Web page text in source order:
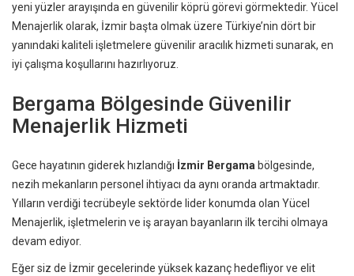
yeni yüzler arayışında en güvenilir köprü görevi görmektedir. Yücel
Menajerlik olarak, İzmir başta olmak üzere Türkiye’nin dört bir
yanındaki kaliteli işletmelere güvenilir aracılık hizmeti sunarak, en
iyi çalışma koşullarını hazırlıyoruz.
Bergama Bölgesinde Güvenilir
Menajerlik Hizmeti
Gece hayatının giderek hızlandığı İzmir Bergama bölgesinde,
nezih mekanların personel ihtiyacı da aynı oranda artmaktadır.
Yılların verdiği tecrübeyle sektörde lider konumda olan Yücel
Menajerlik, işletmelerin ve iş arayan bayanların ilk tercihi olmaya
devam ediyor.
Eğer siz de İzmir gecelerinde yüksek kazanç hedefliyor ve elit